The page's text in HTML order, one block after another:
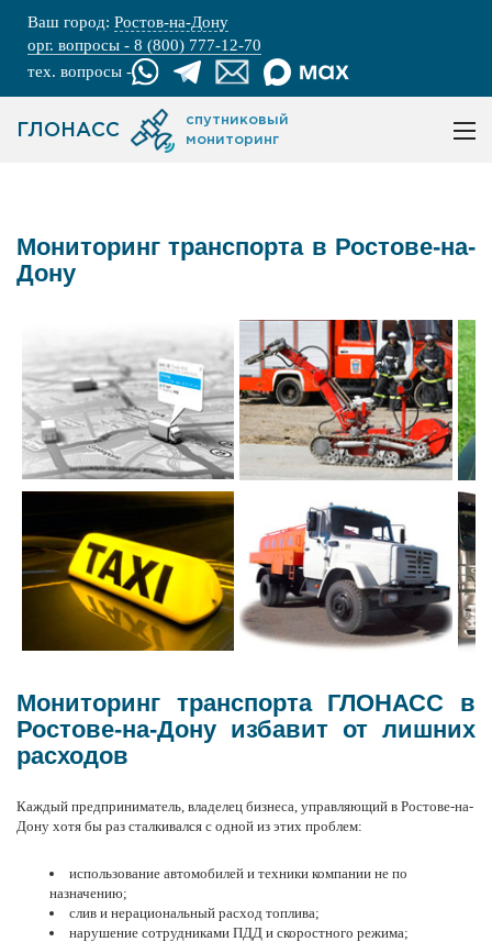
Ваш город: Ростов-на-Дону
орг. вопросы - 8 (800) 777-12-70
тех. вопросы -
ГЛОНАСС
спутниковый
мониторинг
Мониторинг транспорта в Ростове-на-
Дону
Мониторинг транспорта ГЛОНАСС в
Ростове-на-Дону избавит от лишних
расходов
Каждый предприниматель, владелец бизнеса, управляющий в Ростове-на-
Дону хотя бы раз сталкивался с одной из этих проблем:
использование автомобилей и техники компании не по
назначению;
слив и нерациональный расход топлива;
нарушение сотрудниками ПДД и скоростного режима;